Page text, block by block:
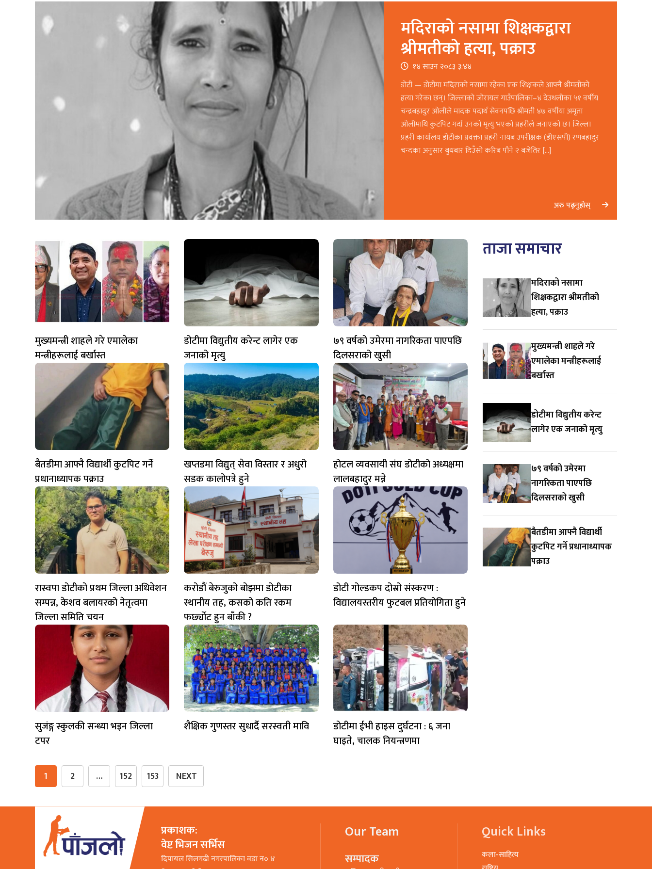
मदिराको नसामा शिक्षकद्वारा
श्रीमतीको हत्या, पक्राउ
१४ साउन २०८३ ३:४४
डोटी — डोटीमा मदिराको नसामा रहेका एक शिक्षकले आफ्नै श्रीमतीको
हत्या गरेका छन्। जिल्लाको जोरायल गाउँपालिका–४ देउथलीका ५१ वर्षीय
चन्द्रबहादुर ओलीले मादक पदार्थ सेवनपछि श्रीमती ४७ वर्षीया अमृता
ओलीमाथि कुटपिट गर्दा उनको मृत्यु भएको प्रहरीले जनाएको छ। जिल्ला
प्रहरी कार्यालय डोटीका प्रवक्ता प्रहरी नायब उपरीक्षक (डीएसपी) रणबहादुर
चन्दका अनुसार बुधबार दिउँसो करिब पौने २ बजेतिर […]
अरु पढ्नुहोस्
मुख्यमन्त्री शाहले गरे एमालेका
मन्त्रीहरूलाई बर्खास्त
डोटीमा विद्युतीय करेन्ट लागेर एक
जनाको मृत्यु
७९ वर्षको उमेरमा नागरिकता पाएपछि
दिलसराको खुसी
बैतडीमा आफ्नै विद्यार्थी कुटपिट गर्ने
प्रधानाध्यापक पक्राउ
खप्तडमा विद्युत् सेवा विस्तार र अधुरो
सडक कालोपत्रे हुने
होटल व्यवसायी संघ डोटीको अध्यक्षमा
लालबहादुर मन्ने
रास्वपा डोटीको प्रथम जिल्ला अधिवेशन
सम्पन्न, केशव बलायरको नेतृत्वमा
जिल्ला समिति चयन
करोडौं बेरुजुको बोझमा डोटीका
स्थानीय तह, कसको कति रकम
फर्छ्योट हुन बाँकी ?
डोटी गोल्डकप दोस्रो संस्करण :
विद्यालयस्तरीय फुटबल प्रतियोगिता हुने
सुजंङ्ग स्कुलकी सन्ध्या भइन जिल्ला
टपर
शैक्षिक गुणस्तर सुधार्दै सरस्वती मावि
डोटीमा ईभी हाइस दुर्घटना : ६ जना
घाइते, चालक नियन्त्रणमा
1 2 … 152 153 NEXT
ताजा समाचार
मदिराको नसामा
शिक्षकद्वारा श्रीमतीको
हत्या, पक्राउ
मुख्यमन्त्री शाहले गरे
एमालेका मन्त्रीहरूलाई
बर्खास्त
डोटीमा विद्युतीय करेन्ट
लागेर एक जनाको मृत्यु
७९ वर्षको उमेरमा
नागरिकता पाएपछि
दिलसराको खुसी
बैतडीमा आफ्नै विद्यार्थी
कुटपिट गर्ने प्रधानाध्यापक
पक्राउ
प्रकाशक:
वेष्ट भिजन सर्भिस
दिपायल सिलगढी नगरपालिका वडा न० ४
Our Team
सम्पादक
Quick Links
कला-साहित्य